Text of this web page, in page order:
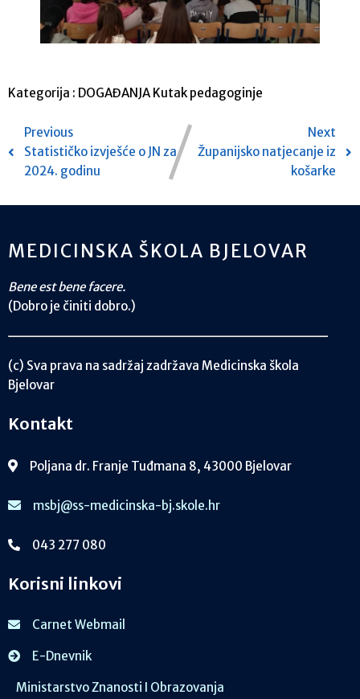
Kategorija : DOGAĐANJA Kutak pedagoginje
Previous
Statističko izvješće o JN za
2024. godinu
Next
Županijsko natjecanje iz
košarke
MEDICINSKA ŠKOLA BJELOVAR
Bene est bene facere.
(Dobro je činiti dobro.)
(c) Sva prava na sadržaj zadržava Medicinska škola
Bjelovar
Kontakt
Poljana dr. Franje Tuđmana 8, 43000 Bjelovar
msbj@ss-medicinska-bj.skole.hr
043 277 080
Korisni linkovi
Carnet Webmail
E-Dnevnik
Ministarstvo Znanosti I Obrazovanja